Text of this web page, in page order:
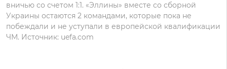
вничью со счетом 1:1. «Эллины» вместе со сборной
Украины остаются 2 командами, которые пока не
побеждали и не уступали в европейской квалификации
ЧМ. Источник: uefa.com